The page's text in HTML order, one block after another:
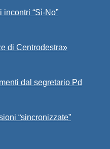
“Sì-No”
di Centrodestra»
dal segretario Pd
“sincronizzate”